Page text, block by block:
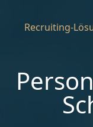
Recruiting-